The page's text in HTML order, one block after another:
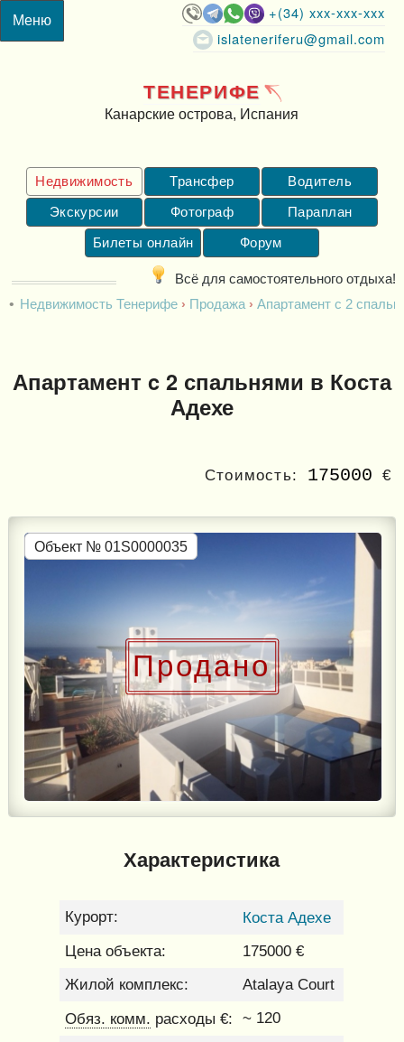
+(34) xxx-xxx-xxx
islateneriferu@gmail.com
ТЕНЕРИФЕ
Канарские острова, Испания
Недвижимость Трансфер Водитель
Экскурсии Фотограф Параплан
Билеты онлайн Форум
Всё для самостоятельного отдыха!
Недвижимость Тенерифе
Продажа Апартамент c 2
Апартамент c 2 спальнями в Коста
Адехе
Стоимость: 175000 €
Объект № 01S0000035
Продано
Характеристика
Курорт: Коста Адехе
Цена объекта:
175000 €
Жилой комплекс:
Atalaya Court
Обяз. комм. расходы €:
~ 120